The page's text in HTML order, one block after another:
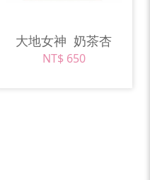
大地女神 奶茶杏
NT$ 650